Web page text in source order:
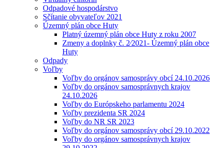
Odpadové hospodárstvo
Sčítanie obyvateľov 2021
Územný plán obce Huty
Platný územný plán obce Huty z roku 2007
Zmeny a doplnky č. 2⁄2021- Územný plán obce
Huty
Odpady
Voľby
Voľby do orgánov samosprávy obcí 24.10.2026
Voľby do orgánov samosprávnych krajov
24.10.2026
Voľby do Európskeho parlamentu 2024
Voľby prezidenta SR 2024
Voľby do NR SR 2023
Voľby do orgánov samosprávy obcí 29.10.2022
Voľby do orgánov samosprávnych krajov